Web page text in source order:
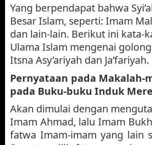
Yang berpendapat bahwa
Besar Islam, seperti: Imam
dan lain-lain. Berikut ini kata-
Ulama Islam mengenai
Itsna Asy’ariyah dan Ja’fariyah.
Pernyataan pada Makalah-
pada Buku-buku Induk
Akan dimulai dengan
Imam Ahmad, lalu Imam
fatwa Imam-imam yang lain